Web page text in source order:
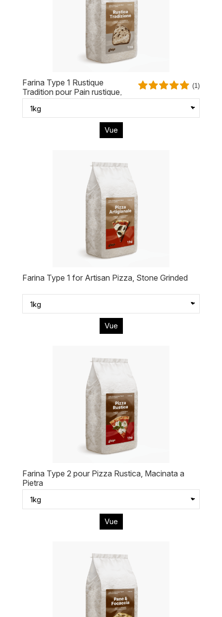
Farina Type 1 Rustique
Tradition pour Pain rustique,
Grinded en pierre
(1)
Vue
Farina Type 1 for Artisan Pizza, Stone Grinded
Vue
Farina Type 2 pour Pizza Rustica, Macinata a
Pietra
Vue